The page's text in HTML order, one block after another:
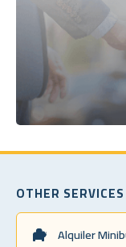
OTHER
Alquiler